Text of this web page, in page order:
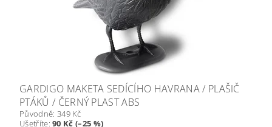
GARDIGO MAKETA SEDÍCÍHO HAVRANA / PLAŠIČ
PTÁKŮ / ČERNÝ PLAST ABS
Původně: 349 Kč
Ušetříte:90 Kč (–25 %)